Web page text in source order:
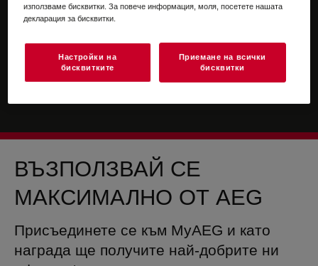
ВЪЗПОЛЗВАЙ СЕ
МАКСИМАЛНО ОТ AEG
Присъединете се към MyAEG и като
награда ще получите най-добрите ни
използваме бисквитки. За повече информация, моля, посетете нашата
декларация за бисквитки.
Настройки на
бисквитките
Приемане на всички
бисквитки